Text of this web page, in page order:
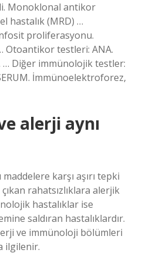
Monoklonal antikor
hastalık (MRD) …
proliferasyonu.
Otoantikor testleri: ANA.
… Diğer immünolojik testler:
İmmünoelektroforez,
alerji aynı
karşı aşırı tepki
rahatsızlıklara alerjik
hastalıklar ise
saldıran hastalıklardır.
ve immünoloji bölümleri
ilgilenir.